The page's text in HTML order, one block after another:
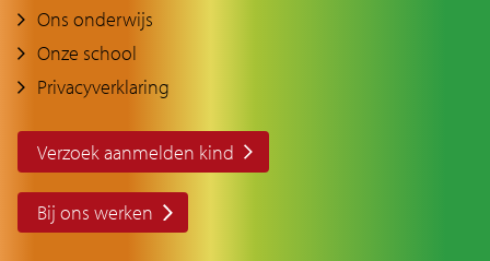
Ons onderwijs
Onze school
Privacyverklaring
Verzoek aanmelden kind
Bij ons werken